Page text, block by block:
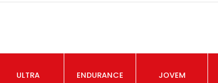
ULTRA ENDURANCE JOVEM